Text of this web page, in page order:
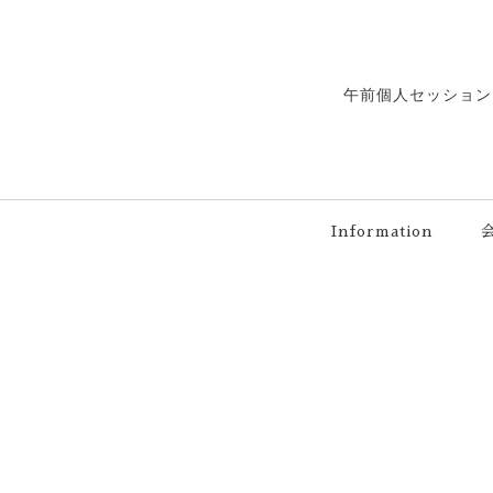
午前個人セッショ
Information